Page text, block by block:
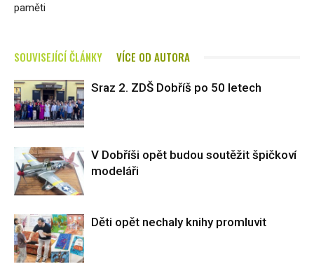
paměti
SOUVISEJÍCÍ ČLÁNKY VÍCE OD AUTORA
Sraz 2. ZDŠ Dobříš po 50 letech
V Dobříši opět budou soutěžit špičkoví
modeláři
Děti opět nechaly knihy promluvit